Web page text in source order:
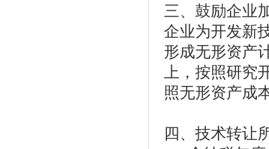
三、鼓励企业
企业为开发新
形成无形资产
上，按照研究
照无形资产成
四、技术转让